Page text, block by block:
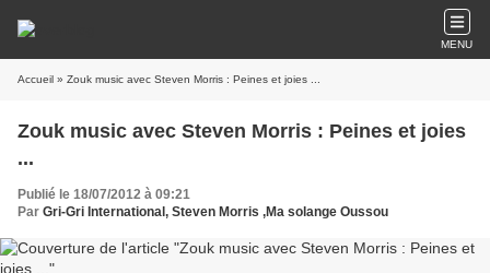
MENU
Accueil » Zouk music avec Steven Morris : Peines et joies ...
Zouk music avec Steven Morris : Peines et joies
...
Publié le 18/07/2012 à 09:21
Par Gri-Gri International, Steven Morris ,Ma solange Oussou